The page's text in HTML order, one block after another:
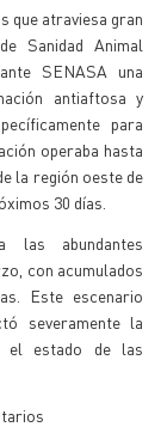
que atraviesa gran
Sanidad Animal
SENASA una
antiaftosa y
para
operaba hasta
la región oeste de
30 días.
abundantes
con acumulados
Este escenario
severamente la
el estado de las